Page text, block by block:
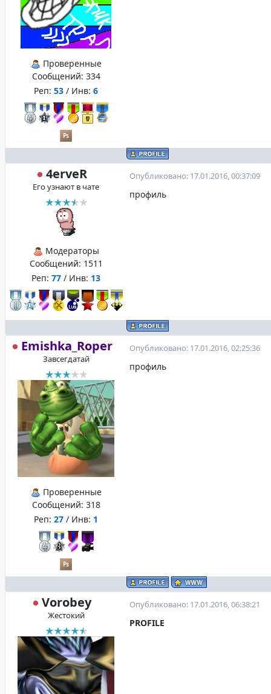
Проверенные
Сообщений: 334
Реп: 53 / Инв: 6
4erveR
Его узнают в чате
Модераторы
Сообщений: 1511
Реп: 77 / Инв: 13
Опубликовано: 17.01.2016, 00:37:09
профиль
Emishka_Roper
Завсегдатай
Проверенные
Сообщений: 318
Реп: 27 / Инв: 1
Опубликовано: 17.01.2016, 02:25:36
профиль
Vorobey
Жестокий
Опубликовано: 17.01.2016, 06:38:21
PROFILE